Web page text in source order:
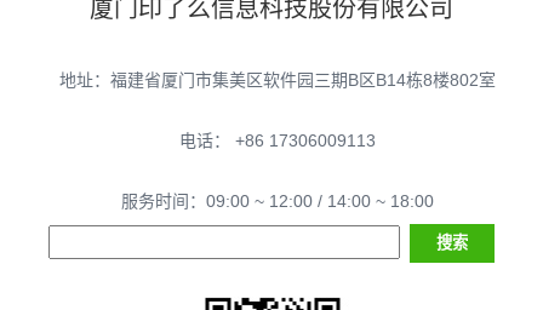
厦门印了么信息科技股份有限公司
地址：福建省厦门市集美区软件园三期B区B14栋8楼802室
电话： +86 17306009113
服务时间：09:00 ~ 12:00 / 14:00 ~ 18:00